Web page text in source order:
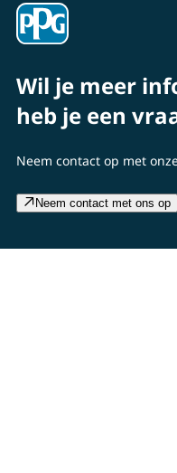
Wil je meer
heb je een
Neem contact op met
Neem contact met ons op